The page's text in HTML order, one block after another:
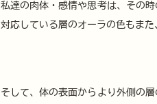
私達の肉体・感情や思考は、その
対応している層のオーラの色もま
そして、体の表面からより外側の